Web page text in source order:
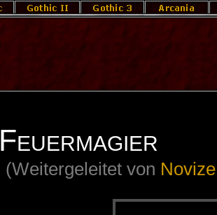
Feuermagier
(Weitergeleitet von